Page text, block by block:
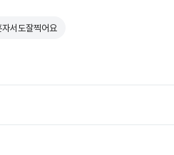
서도잘찍어요